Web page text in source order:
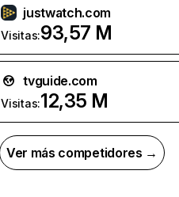
justwatch.com
Visitas:93,57 M
tvguide.com
Visitas:12,35 M
Ver más competidores →